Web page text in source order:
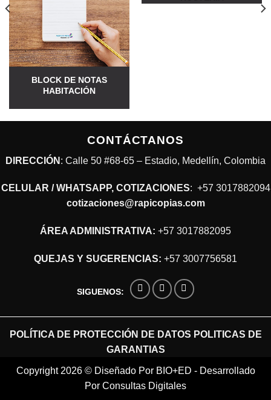
BLOCK DE NOTAS
HABITACIÓN
CONTÁCTANOS
DIRECCIÓN : Calle 50 #68-65 – Estadio, Medellín, Colombia
CELULAR / WHATSAPP, COTIZACIONES: +57 3017882094
cotizaciones@rapicopias.com
ÁREA ADMINISTRATIVA: +57 3017882095
QUEJAS Y SUGERENCIAS: +57 3007756581
SIGUENOS:
POLÍTICA DE PROTECCIÓN DE DATOS POLITICAS DE
GARANTIAS
Copyright 2026 © Diseñado Por BIO+ED - Desarrollado
Por Consultas Digitales